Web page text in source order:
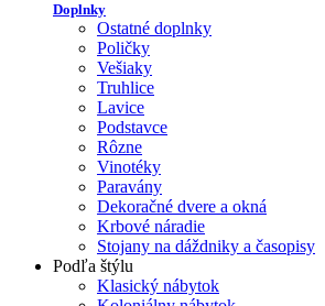
Doplnky
Ostatné doplnky
Poličky
Vešiaky
Truhlice
Lavice
Podstavce
Rôzne
Vinotéky
Paravány
Dekoračné dvere a okná
Krbové náradie
Stojany na dáždniky a časopisy
Podľa štýlu
Klasický nábytok